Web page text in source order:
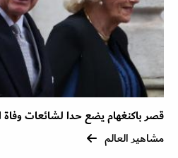
قصر باكنغهام يضع حدا لشائعات وفاة
مشاهير العالم